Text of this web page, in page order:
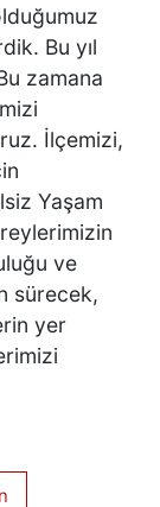
Bu yıl
zamana
İlçemizi,
Yaşam
ve
sürecek,
yer